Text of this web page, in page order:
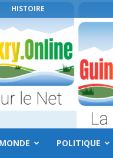
HISTOIRE
MONDE POLITIQUE